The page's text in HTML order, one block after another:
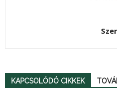
KAPCSOLÓDÓ CIKKEK